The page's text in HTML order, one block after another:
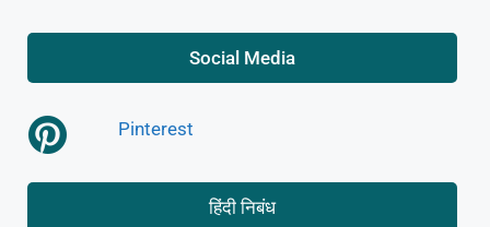
Social Media
Pinterest
हिंदी निबंध